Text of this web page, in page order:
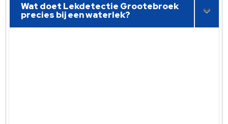
Wat doet Lekdetectie Grootebroek
precies bij een waterlek?